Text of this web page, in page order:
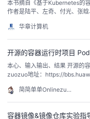
本书摘自《基于Kubernetes的
作者是陆平、左奇、付光、张
华章计算机
开源的容器运行时项目
本心、输入输出、结果 开源的
zuozuo地址：https://
一个开源的容器运行时项目，
简简单单Onlinezuozuo
容器镜像&镜像仓库实验指